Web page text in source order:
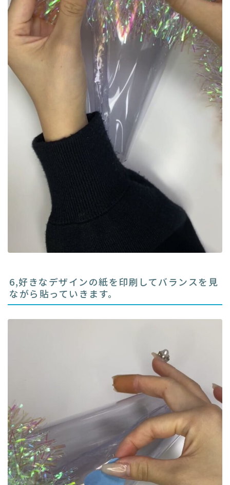
6,好きなデザインの紙を印刷してバランスを見
ながら貼っていきます。